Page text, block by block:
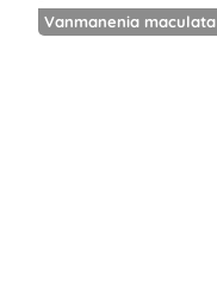
Vanmanenia maculata